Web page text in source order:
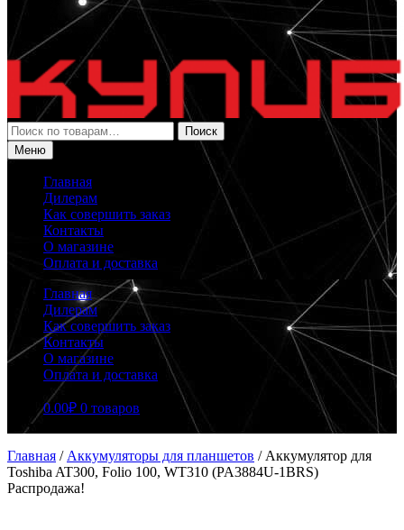
Искать:
Поиск
Меню
Главная
Дилерам
Как совершить заказ
Контакты
О магазине
Оплата и доставка
Главная
Дилерам
Как совершить заказ
Контакты
О магазине
Оплата и доставка
0.00₽ 0 товаров
Главная / Аккумуляторы для планшетов / Аккумулятор для
Toshiba AT300, Folio 100, WT310 (PA3884U-1BRS)
Распродажа!